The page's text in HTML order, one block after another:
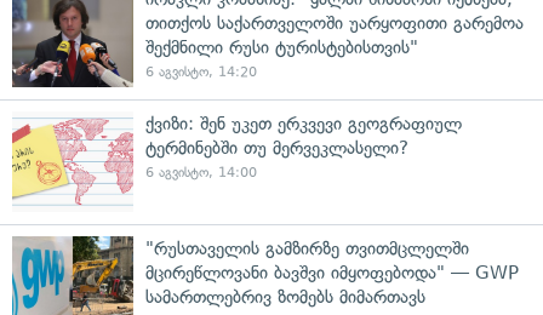
თითქოს საქართველოში უარყოფითი გარემოა
შექმნილი რუსი ტურისტებისთვის"
6 აგვისტო, 14:20
ქვიზი: შენ უკეთ ერკვევი გეოგრაფიულ
ტერმინებში თუ მერვეკლასელი?
6 აგვისტო, 14:00
"რუსთაველის გამზირზე თვითმცლელში
მცირეწლოვანი ბავშვი იმყოფებოდა" — GWP
სამართლებრივ ზომებს მიმართავს